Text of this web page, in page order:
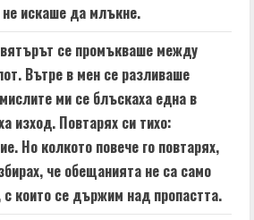
искаше да млъкне.
се промъкваше между
Вътре в мен се разливаше
ми се блъскаха една в
изход. Повтарях си тихо:
Но колкото повече го повтарях,
че обещанията не са само
които се държим над пропастта.